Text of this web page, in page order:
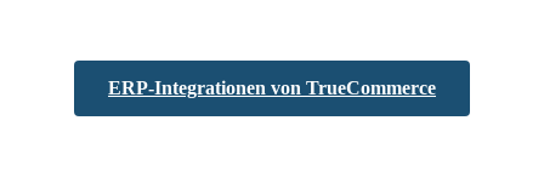
ERP-Integrationen von TrueCommerce